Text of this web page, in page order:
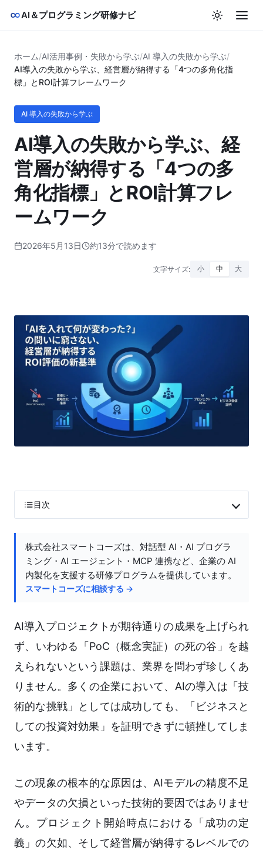
AI＆プログラミング研修ナビ
ホーム/AI活用事例・失敗から学ぶ/AI 導入の失敗から学ぶ/
AI導入の失敗から学ぶ、経営層が納得する「4つの多角化指
標」とROI計算フレームワーク
AI 導入の失敗から学ぶ
AI導入の失敗から学ぶ、経
営層が納得する「4つの多
角化指標」とROI計算フレ
ームワーク
2026年5月13日 約13分で読めます
文字サイズ: 小 中 大
目次
株式会社スマートコーズは、対話型 AI・AI プログラ
ミング・AI エージェント・MCP 連携など、企業の AI
内製化を支援する研修プログラムを提供しています。
スマートコーズに相談する →
AI導入プロジェクトが期待通りの成果を上げられ
ず、いわゆる「PoC（概念実証）の死の谷」を越
えられないという課題は、業界を問わず珍しくあ
りません。多くの企業において、AIの導入は「技
術的な挑戦」としては成功しても、「ビジネスと
しての投資対効果」を証明できずに頓挫してしま
います。
この現象の根本的な原因は、AIモデルの精度不足
やデータの欠損といった技術的要因ではありませ
ん。プロジェクト開始時点における「成功の定
義」の欠如、そして経営層が納得するレベルでの